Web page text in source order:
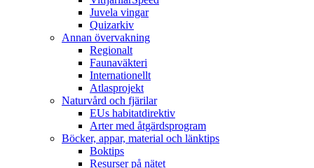
Juvela vingar
Quizarkiv
Annan övervakning
Regionalt
Faunaväkteri
Internationellt
Atlasprojekt
Naturvård och fjärilar
EUs habitatdirektiv
Arter med åtgärdsprogram
Böcker, appar, material och länktips
Boktips
Resurser på nätet